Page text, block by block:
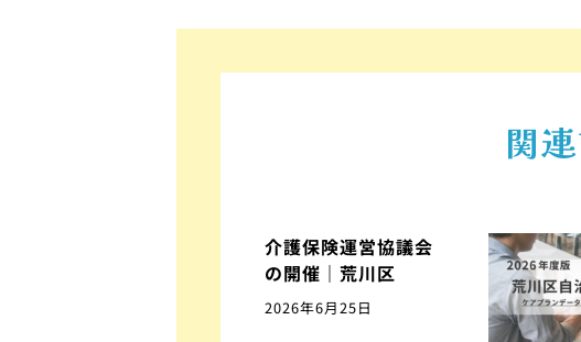
関
介護保険運営協議会
の開催｜荒川区
2026年6月25日